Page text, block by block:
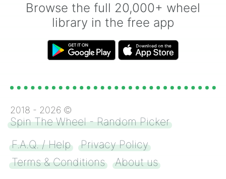
Browse the full 20,000+ wheel
library in the free app
2018 - 2026 ©
Spin The Wheel - Random Picker
F.A.Q. / Help
Privacy Policy
Terms & Conditions
About us